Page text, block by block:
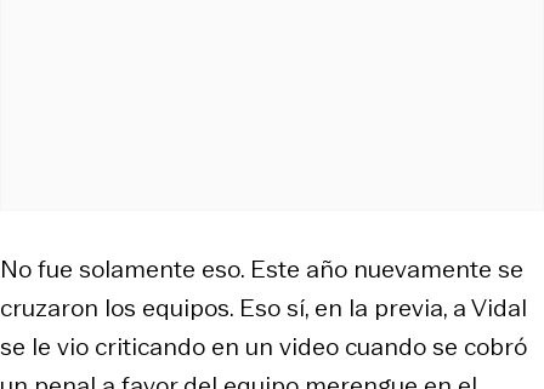
No fue solamente eso. Este año nuevamente se
cruzaron los equipos. Eso sí, en la previa, a Vidal
se le vio criticando en un video cuando se cobró